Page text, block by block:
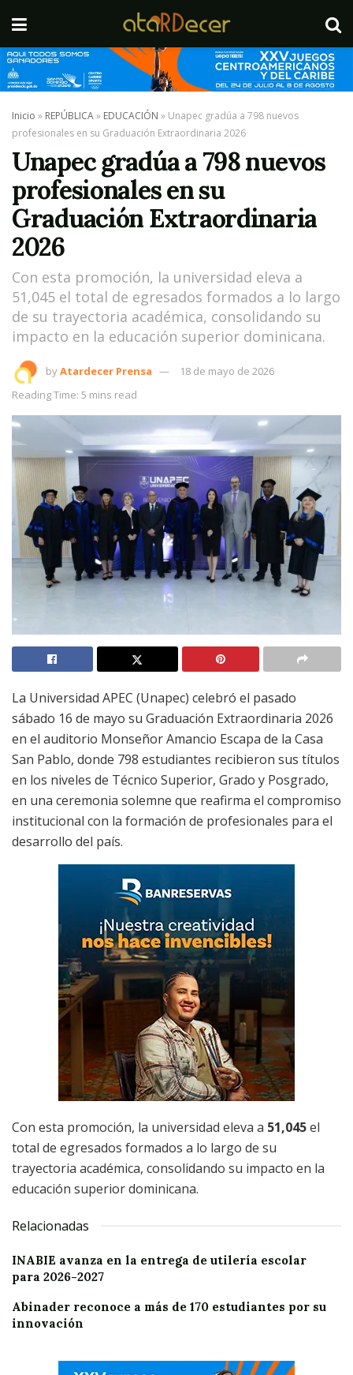
Inicio » REPÚBLICA» EDUCACIÓN » Unapec gradúa a 798 nuevos
profesionales en su Graduación Extraordinaria 2026
Unapec gradúa a 798 nuevos
profesionales en su
Graduación Extraordinaria
2026
Con esta promoción, la universidad eleva a
51,045 el total de egresados formados a lo largo
de su trayectoria académica, consolidando su
impacto en la educación superior dominicana.
byAtardecer Prensa
18 de mayo de 2026
Reading Time: 5 mins read
La Universidad APEC (Unapec) celebró el pasado
sábado 16 de mayo su Graduación Extraordinaria 2026
en el auditorio Monseñor Amancio Escapa de la Casa
San Pablo, donde 798 estudiantes recibieron sus títulos
en los niveles de Técnico Superior, Grado y Posgrado,
en una ceremonia solemne que reafirma el compromiso
institucional con la formación de profesionales para el
desarrollo del país.
Con esta promoción, la universidad eleva a 51,045el
total de egresados formados a lo largo de su
trayectoria académica, consolidando su impacto en la
educación superior dominicana.
Relacionadas
INABIE avanza en la entrega de utilería escolar
para 2026-2027
Abinader reconoce a más de 170 estudiantes por su
innovación